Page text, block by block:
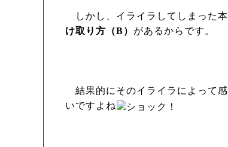
しかし、イライラしてしまった
け取り方（B） があるからです。
結果的にそのイライラによって
いですよね